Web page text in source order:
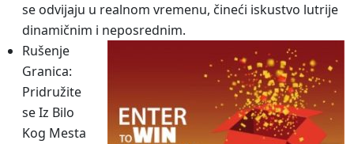
se odvijaju u realnom vremenu, čineći iskustvo lutrije
dinamičnim i neposrednim.
Rušenje
Granica:
Pridružite
se Iz Bilo
Kog Mesta